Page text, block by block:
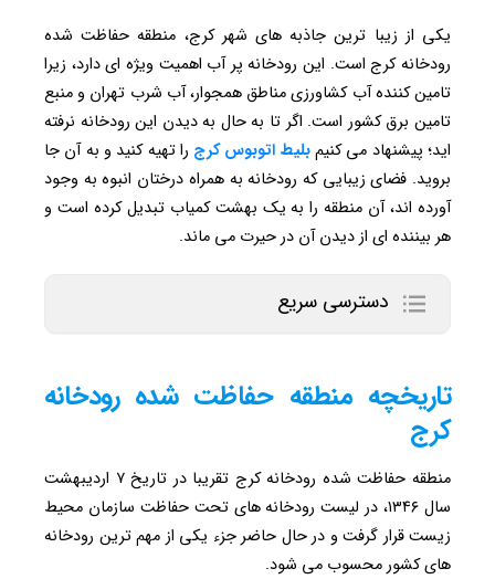
یکی از زیبا ترین جاذبه های شهر کرج، منطقه حفاظت شده
رودخانه کرج است. این رودخانه پر آب اهمیت ویژه ای دارد، زیرا
تامین کننده آب کشاورزی مناطق همجوار، آب شرب تهران و منبع
تامین برق کشور است. اگر تا به حال به دیدن این رودخانه نرفته
اید؛ پیشنهاد می کنیمبلیط اتوبوس کرج را تهیه کنید و به آن جا
بروید. فضای زیبایی که رودخانه به همراه درختان انبوه به وجود
آورده اند، آن منطقه را به یک بهشت کمیاب تبدیل کرده است و
هر بیننده ای از دیدن آن در حیرت می ماند.
دسترسی سریع
تاریخچه منطقه حفاظت شده رودخانه
کرج
منطقه حفاظت شده رودخانه کرج تقریبا در تاریخ ۷ اردیبهشت
سال ۱۳۴۶، در لیست رودخانه های تحت حفاظت سازمان محیط
زیست قرار گرفت و در حال حاضر جزء یکی از مهم ترین رودخانه
های کشور محسوب می شود.